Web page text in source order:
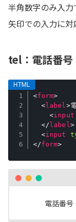
半角数字のみ入
矢印での入力に対
tel：電話番号
<form>
<label>
<input
</ label>
<input
</form>
電話番号